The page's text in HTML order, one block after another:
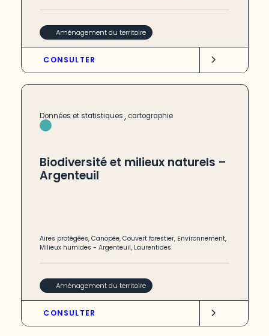
Aménagement du territoire
CONSULTER
Données et statistiques, cartographie
Biodiversité et milieux naturels –
Argenteuil
Aires protégées,Canopée,Couvert forestier, Environnement,
Milieux humides -Argenteuil, Laurentides
Aménagement du territoire
CONSULTER